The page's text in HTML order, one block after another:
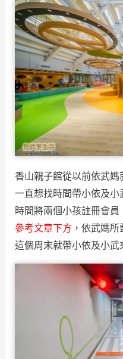
香山親子館從以前依武媽
一直想找時間帶小依及
時間將兩個小孩註冊會
參考文章下方 ，依武媽
這個周末就帶小依及小武